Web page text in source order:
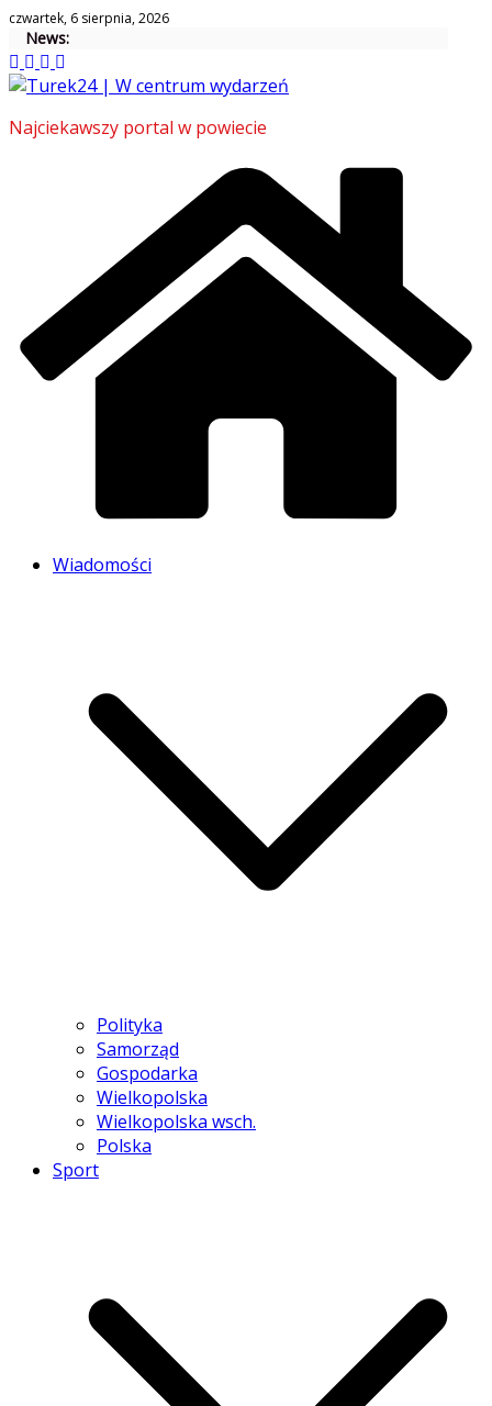
Skip
content
czwartek, 6 sierpnia, 2026
News:
Najciekawszy portal w powiecie
Wiadomości
Polityka
Samorząd
Gospodarka
Wielkopolska
Wielkopolska wsch.
Polska
Sport